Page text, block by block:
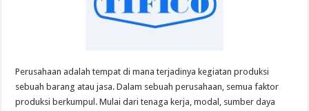
Perusahaan adalah tempat di mana terjadinya kegiatan produksi
sebuah barang atau jasa. Dalam sebuah perusahaan, semua faktor
produksi berkumpul. Mulai dari tenaga kerja, modal, sumber daya